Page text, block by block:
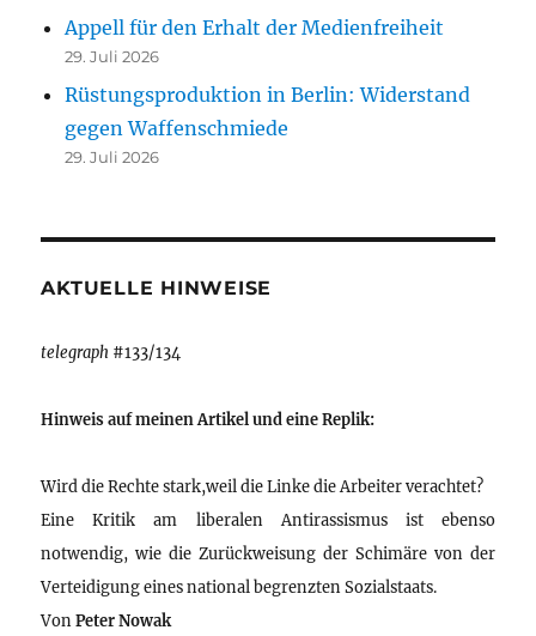
Appell für den Erhalt der Medienfreiheit
29. Juli 2026
Rüstungsproduktion in Berlin: Widerstand
gegen Waffenschmiede
29. Juli 2026
AKTUELLE HINWEISE
telegraph #133/134
Hinweis auf meinen Artikel und eine Replik:
Wird die Rechte stark,weil die Linke die Arbeiter verachtet?
Eine Kritik am liberalen Antirassismus ist ebenso
notwendig, wie die Zurückweisung der Schimäre von der
Verteidigung eines national begrenzten Sozialstaats.
VonPeter Nowak